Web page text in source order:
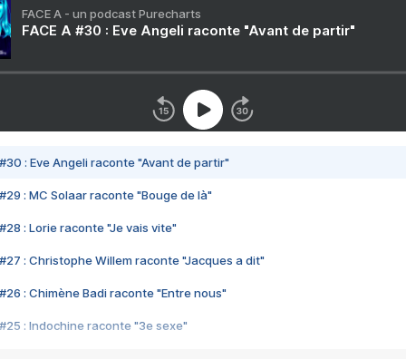
FACE A - un podcast Purecharts
FACE A #30 : Eve Angeli raconte "Avant de partir"
#30 : Eve Angeli raconte "Avant de partir"
#29 : MC Solaar raconte "Bouge de là"
#28 : Lorie raconte "Je vais vite"
#27 : Christophe Willem raconte "Jacques a dit"
#26 : Chimène Badi raconte "Entre nous"
#25 : Indochine raconte "3e sexe"